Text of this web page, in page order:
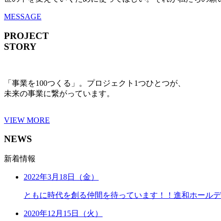
MESSAGE
PROJECT
STORY
「事業を100つくる」。プロジェクト1つひとつが、
未来の事業に繋がっています。
VIEW MORE
NEWS
新着情報
2022年3月18日（金）
ともに時代を創る仲間を待っています！！進和ホール
2020年12月15日（火）